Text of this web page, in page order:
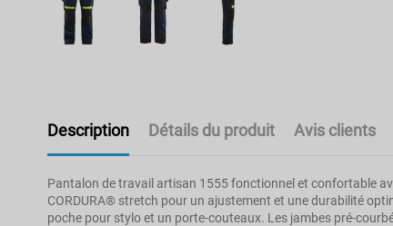
Description Détails du produit Avis clients
Pantalon de travail artisan 1555 fonctionnel et confortable
CORDURA® stretch pour un ajustement et une durabilité
poche pour stylo et un porte-couteaux. Les jambes pré-